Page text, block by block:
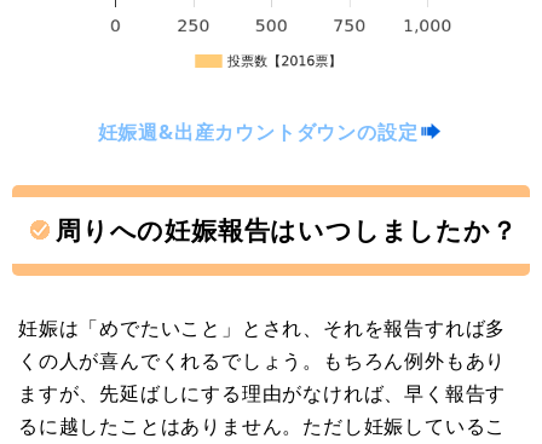
妊娠週&出産カウントダウンの設定
周りへの妊娠報告はいつしましたか？
妊娠は「めでたいこと」とされ、それを報告すれば多
くの人が喜んでくれるでしょう。もちろん例外もあり
ますが、先延ばしにする理由がなければ、早く報告す
るに越したことはありません。ただし妊娠しているこ